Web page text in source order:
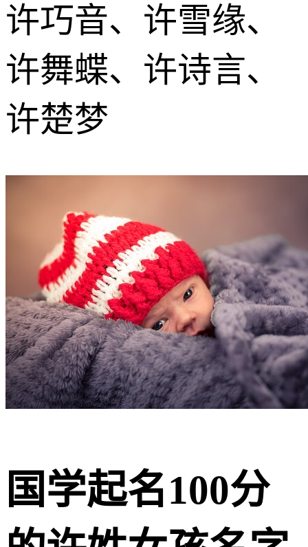
许巧音、许雪缘、
许舞蝶、许诗言、
许楚梦
国学起名100分